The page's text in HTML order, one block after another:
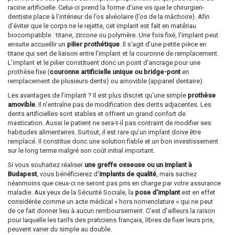
racine artificielle. Celui-ci prend la forme d’une vis que le chirurgien-
dentiste place à l’intérieur de l’os alvéolaire (l’os de la mâchoire). Afin
d’éviter que le corps ne le rejette, cet implant est fait en matériau
biocompatible : titane, zircone ou polymère. Une fois fixé, l’implant peut
ensuite accueillir un pilier prothétique. Il s’agit d’une petite pièce en
titane qui sert de liaison entre l’implant et la couronne de remplacement.
L’implant et le pilier constituent donc un point d’ancrage pour une
prothèse fixe (couronne artificielle unique ou bridge-ponten
remplacement de plusieurs dents) ou amovible (appareil dentaire).
Les avantages de l’implant ? Il est plus discret qu’une simple prothèse
amovible. Il n’entraîne pas de modification des dents adjacentes. Les
dents artificielles sont stables et offrent un grand confort de
mastication. Aussi le patient ne sera-t-il pas contraint de modifier ses
habitudes alimentaires. Surtout, il est rare qu’un implant doive être
remplacé. Il constitue donc une solution fiable et un bon investissement
sur le long terme malgré son coût initial important.
Si vous souhaitez réaliser une greffe osseuse ou un implant à
Budapest, vous bénéficierez d’implants de qualité, mais sachez
néanmoins que ceux-ci ne seront pas pris en charge par votre assurance
maladie. Aux yeux de la Sécurité Sociale, la pose d’implantest en effet
considérée comme un acte médical « hors nomenclature » qui ne peut
de ce fait donner lieu à aucun remboursement. C’est d’ailleurs la raison
pour laquelle les tarifs des praticiens français, libres de fixer leurs prix,
peuvent varier du simple au double.